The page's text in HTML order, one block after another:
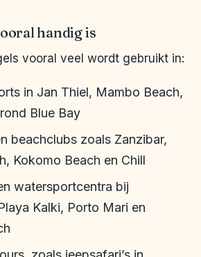
handig is
vooral veel wordt gebruikt in:
in Jan Thiel, Mambo Beach,
Blue Bay
beachclubs zoals Zanzibar,
Kokomo Beach en Chill
watersportcentra bij
Kalki, Porto Mari en